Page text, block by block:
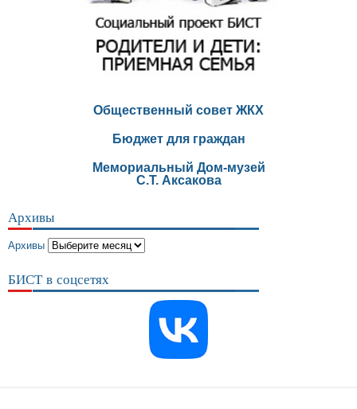
Общественный совет ЖКХ
Бюджет для граждан
Мемориальный Дом-музей
С.Т. Аксакова
Архивы
Архивы
БИСТ в соцсетях